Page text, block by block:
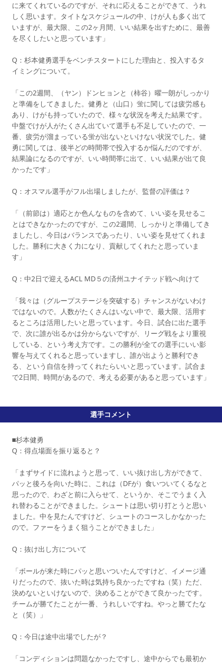
に来てくれているのですが、それに応えることができて、うれ
しく思います。タイトなスケジュールの中、けが人も多く出て
いますが、最大限、この2ヶ月間、いい結果を出すために、最善
を尽くしたいと思っています」
Q：杉本健勇選手をベンチスタートにした理由と、投入するタ
イミングについて。
「この2週間、（ヤン）ドンヒョンと（柿谷）曜一朗がしっかり
と準備をしてきました。健勇と（山口）蛍に関しては疲労感も
あり、けがも持っていたので、様々な状況を考えた結果です。
中盤でけが人がたくさん出ていて選手も不足していたので、一
番、疲労が溜まっている蛍が出ないといけない状況でした。健
勇に関しては、後半どの時間帯で投入するか悩んだのですが、
結果論になるのですが、いい時間帯に出て、いい結果が出て良
かったです」
Q：オスマル選手がフル出場しましたが、監督の評価は？
「（前節は）適応とか色んなものを含めて、いい姿を見せるこ
とはできなかったのですが、この2週間、しっかりと準備してき
ましたし、今日はバランスであったり、いい姿を見せてくれま
した。勝利に大きく力になり、貢献してくれたと思っていま
す」
Q：中2日で迎えるACL MD５の済州ユナイテッド戦へ向けて
「我々は（グループステージを突破する）チャンスがないわけ
ではないので。人数がたくさんはいない中で、最大限、活用す
るところは活用したいと思っています。今日、試合に出た選手
で、次に誰が出るかは分からないですが、リーグ戦をより重視
している、という考え方です。この勝利が全ての選手にいい影
響を与えてくれると思っていますし、誰が出ようと勝利でき
る、という自信を持ってくれたらいいと思っています。試合ま
で2日間、時間があるので、考える必要があると思っています」
選手コメント
■杉本健勇
Q：得点場面を振り返ると？
「まずサイドに流れようと思って、いい抜け出し方ができて、
パッと後ろを向いた時に、これは（DFが）食いついてくるなと
思ったので、わざと前に入らせて、というか、そこでうまく入
れ替わることができました。シュートは思い切り打とうと思い
ました。中を見たんですけど、シュートのコースしかなかった
ので。ファーをうまく狙うことができました」
Q：抜け出し方について
「ボールが来た時にパッと思いついたんですけど、イメージ通
りだったので、抜いた時は気持ち良かったですね（笑）ただ、
決めないといけないので、決めることができて良かったです。
チームが勝てたことが一番、うれしいですね。やっと勝てたな
と（笑）」
Q：今日は途中出場でしたが？
「コンディションは問題なかったですし、途中からでも最初か